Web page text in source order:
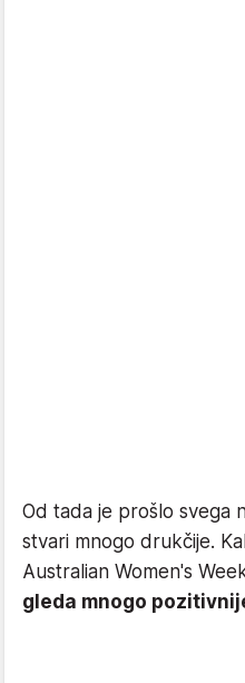
Od tada je prošlo svega
stvari mnogo drukčije.
Australian Women's
gleda mnogo